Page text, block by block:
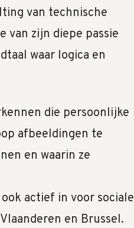
van technische
van zijn diepe passie
waar logica en
die persoonlijke
afbeeldingen te
en waarin ze
actief in voor sociale
en Brussel.